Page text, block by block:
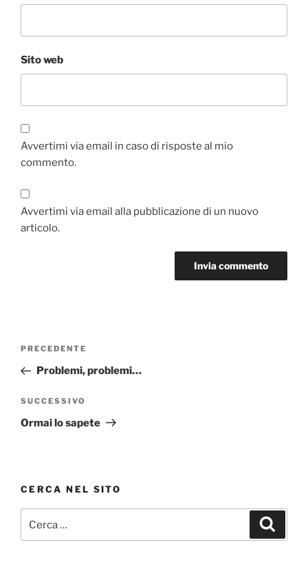
Sito web
Avvertimi via email in caso di risposte al mio
commento.
Avvertimi via email alla pubblicazione di un nuovo
articolo.
Navigazione
Articolo
precedente:
PRECEDENTE
Problemi, problemi…
Articolo
successivo
SUCCESSIVO
Ormai lo sapete
CERCA NEL SITO